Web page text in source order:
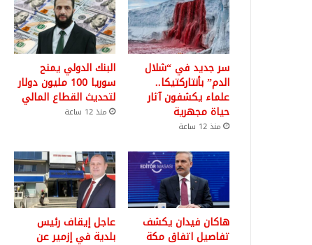
سر جديد في “شلال
الدم” بأنتاركتيكا..
علماء يكشفون آثار
حياة مجهرية
منذ 12 ساعة
البنك الدولي يمنح
سوريا 100 مليون دولار
لتحديث القطاع المالي
منذ 12 ساعة
هاكان فيدان يكشف
تفاصيل اتفاق مكة
عاجل إيقاف رئيس
بلدية في إزمير عن